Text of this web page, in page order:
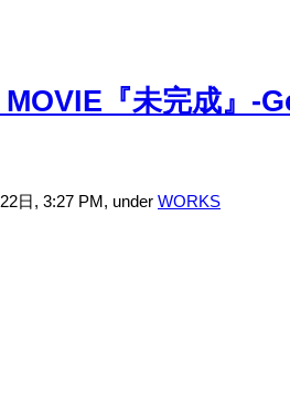
『未完成』-
日, 3:27 PM, under WORKS